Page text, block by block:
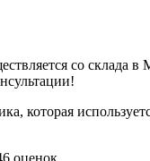
со склада
которая